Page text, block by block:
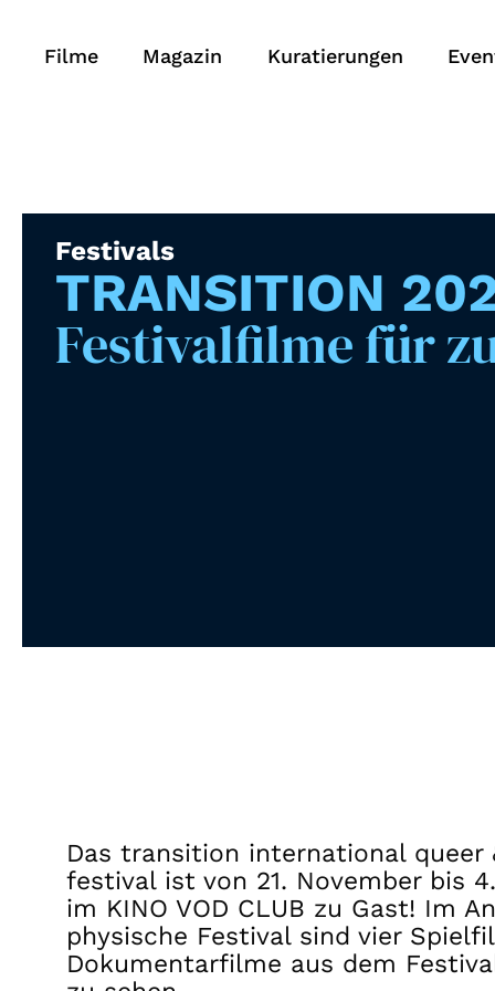
Filme Magazin Kuratierungen
Festivals
TRANSITION
Festivalfilme für
Das transition international
festival ist von 21. November bis
im KINO VOD CLUB zu Gast! Im
physische Festival sind vier
Dokumentarfilme aus dem